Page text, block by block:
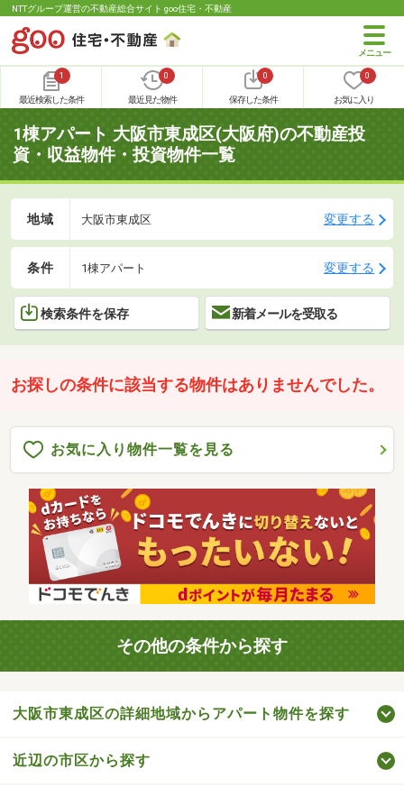
NTTグループ運営の不動産総合サイト goo住宅・不動産
1
最近検索した条件
0
最近見た物件
0
保存した条件
0
お気に入り
1棟アパート 大阪市東成区(大阪府)の不動産投
資・収益物件・投資物件一覧
地域 大阪市東成区 変更する
条件 1棟アパート 変更する
検索条件を保存 新着メールを受取る
お探しの条件に該当する物件はありませんでした。
お気に入り物件一覧を見る
その他の条件から探す
大阪市東成区の詳細地域からアパート物件を探す
近辺の市区から探す